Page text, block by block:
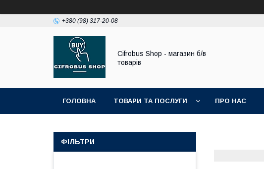
+380 (98) 317-20-08
Cifrobus Shop - магазин б/в
товарів
ГОЛОВНА ТОВАРИ ТА ПОСЛУГИ ПРО НАС
ФІЛЬТРИ